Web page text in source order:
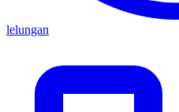
lelungan